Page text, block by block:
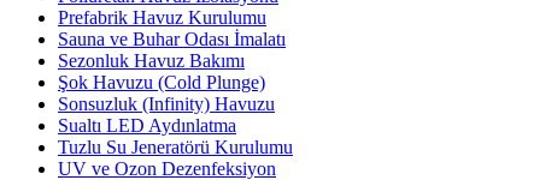
Prefabrik Havuz Kurulumu
Sauna ve Buhar Odası İmalatı
Sezonluk Havuz Bakımı
Şok Havuzu (Cold Plunge)
Sonsuzluk (Infinity) Havuzu
Sualtı LED Aydınlatma
Tuzlu Su Jeneratörü Kurulumu
UV ve Ozon Dezenfeksiyon